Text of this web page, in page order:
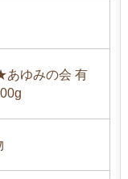
あゆみの会 有